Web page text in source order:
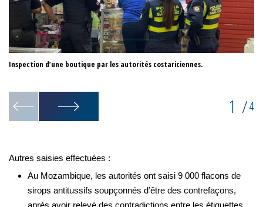
Inspection d’une boutique par les autorités costariciennes.
1 /4
Autres saisies effectuées :
Au Mozambique, les autorités ont saisi 9 000 flacons de
sirops antitussifs soupçonnés d’être des contrefaçons,
après avoir relevé des contradictions entre les étiquettes